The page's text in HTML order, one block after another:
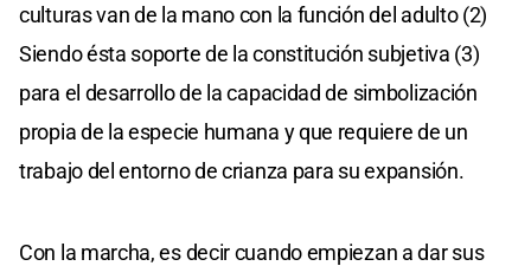
culturas van de la mano con la función del adulto (2)
Siendo ésta soporte de la constitución subjetiva (3)
para el desarrollo de la capacidad de simbolización
propia de la especie humana y que requiere de un
trabajo del entorno de crianza para su expansión.
Con la marcha, es decir cuando empiezan a dar sus